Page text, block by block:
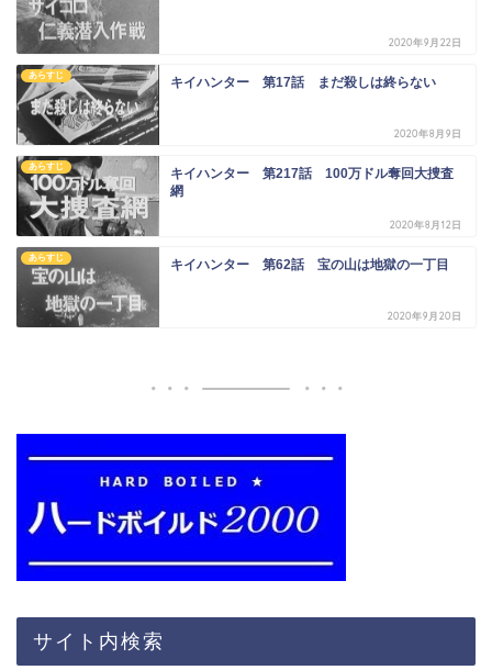
2020年9月22日
あらすじ キイハンター 第17話 まだ殺しは終らない
2020年8月9日
あらすじ
キイハンター 第217話 100万ドル奪回大捜査
網
2020年8月12日
あらすじ キイハンター 第62話 宝の山は地獄の一丁目
2020年9月20日
サイト内検索